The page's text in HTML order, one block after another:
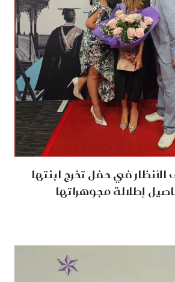
في حفل تخرج ابنتها
إطلالة مجوهراتها